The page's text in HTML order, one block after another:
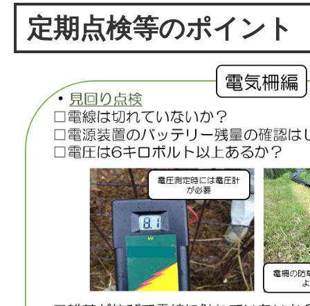
定期点検等のポイント